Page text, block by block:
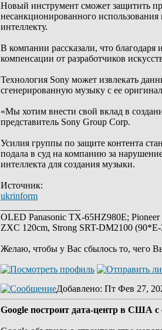
Новый инструмент сможет защитить
несанкционированного
интеллекту.
В компании рассказали, что
компенсации от разработчиков
Технология Sony может извлекать
сгенерированную музыку с ее
«Мы хотим внести свой вклад в
представитель Sony Group Corp.
Усилия группы по защите контента
подала в суд на компанию за
интеллекта для создания музыки.
Источник:
ukrinform
OLED Panasonic TX-65HZ980E;
ZXC 120cm, Strong SRT-DM2100
Желаю, чтобы у Вас сбылось то, чего
Добавлено: Пт Фев 27,
Google построит дата-центр в США